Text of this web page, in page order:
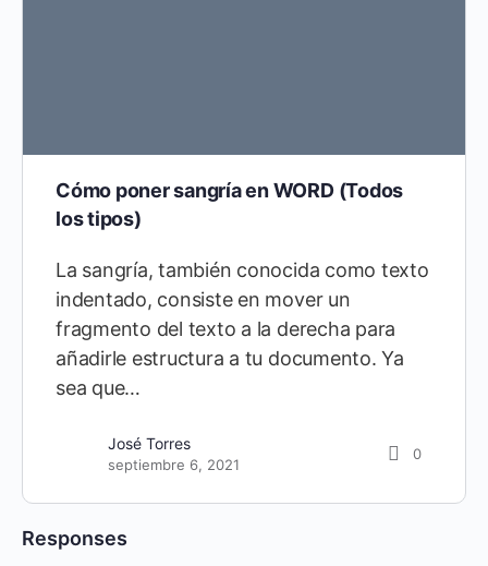
Cómo poner sangría en WORD (Todos
los tipos)
La sangría, también conocida como texto
indentado, consiste en mover un
fragmento del texto a la derecha para
añadirle estructura a tu documento. Ya
sea que…
José Torres
septiembre 6, 2021
0
Responses